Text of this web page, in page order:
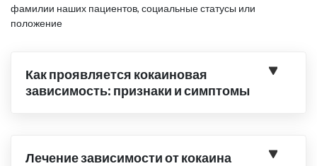
фамилии наших пациентов, социальные статусы или
положение
Как проявляется кокаиновая
зависимость: признаки и симптомы
Лечение зависимости от кокаина